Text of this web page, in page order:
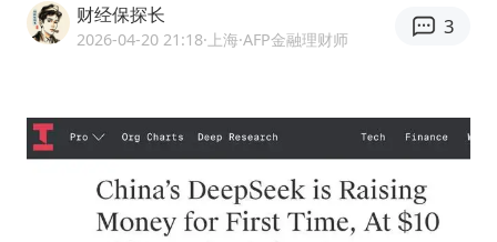
哥伦比亚强震已致超20人死亡
哥伦比亚发生7.5级地震
男子攒206小时加班调休被拒获赔1.6万
财经保探长
2026-04-20 21:18·上海·AFP金融理财师
3